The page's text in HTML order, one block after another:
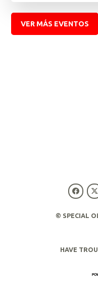
VER MÁS EVENTOS
© SPECIAL
HAVE